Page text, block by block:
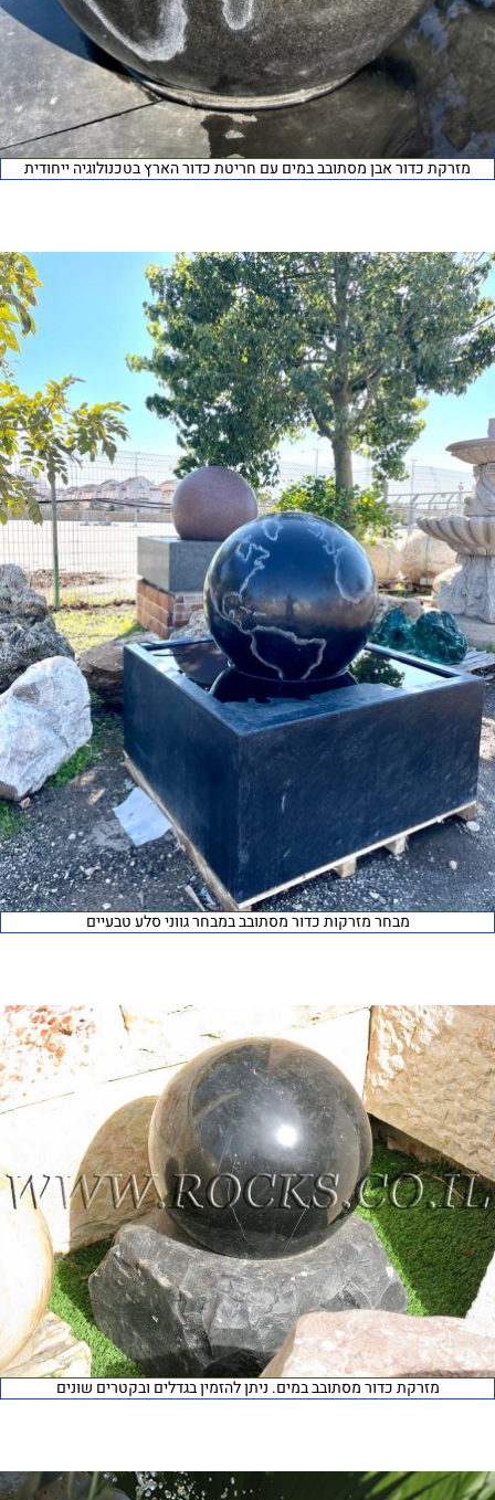
מזרקת כדור אבן מסתובב במים עם חריטת כדור הארץ בטכנולוגיה ייחודית
מבחר מזרקות כדור מסתובב במבחר גווני סלע טבעיים
מזרקת כדור מסתובב במים. ניתן להזמין בגדלים ובקטרים שונים